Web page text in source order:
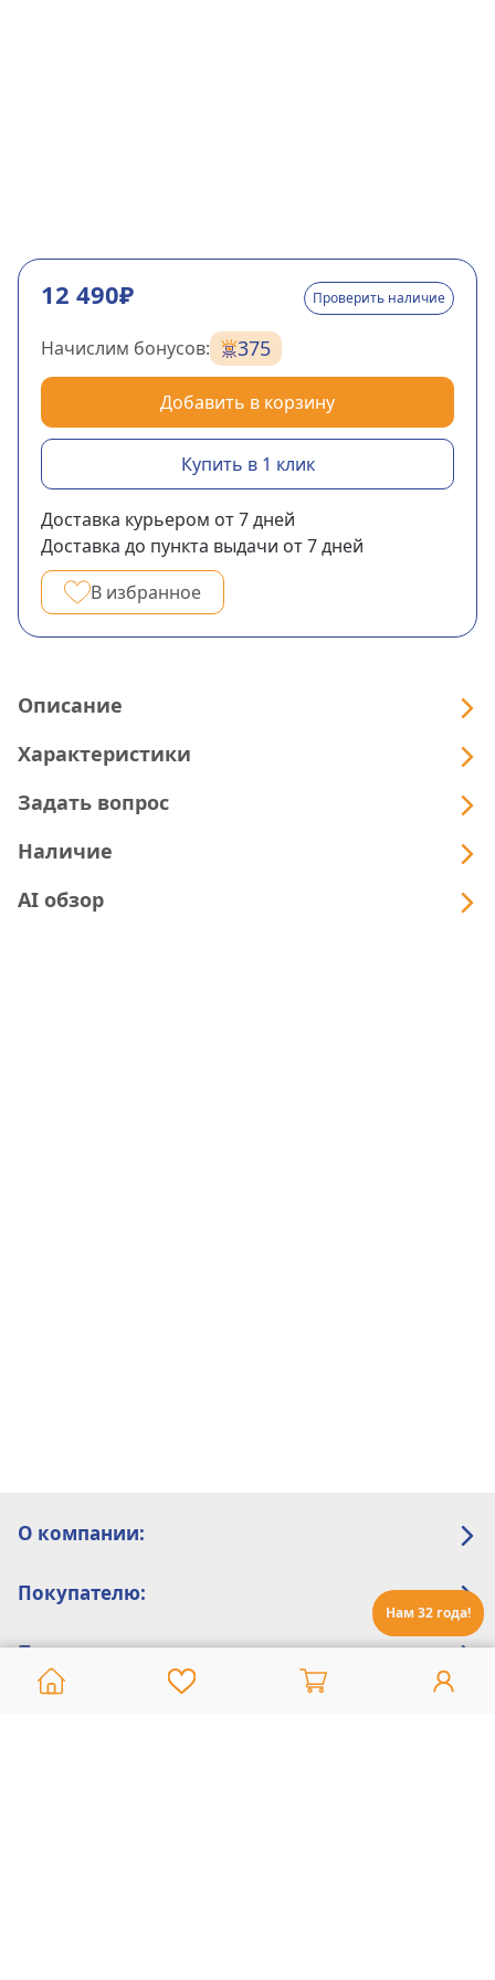
Нам 32 года!
12 490₽ Проверить наличие
Начислим бонусов: 375
Добавить в корзину
Купить в 1 клик
Доставка курьером от 7дней
Доставка до пункта выдачи от 7дней
В избранное
Описание
Характеристики
Задать вопрос
Наличие
AI обзор
О компании:
Покупателю:
Помощь: